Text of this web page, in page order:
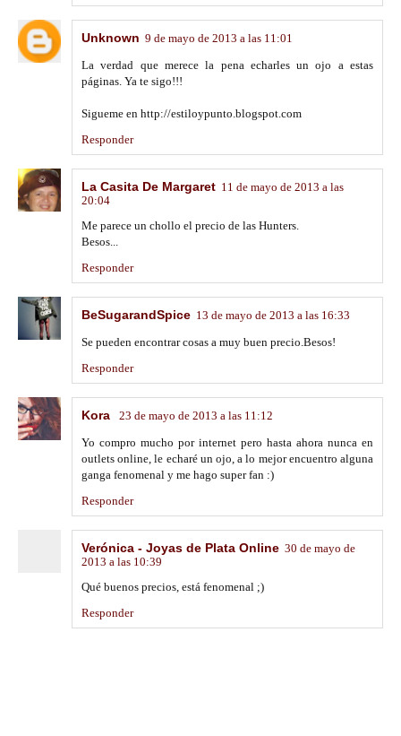
Unknown 9 de mayo de 2013 a las 11:01
La verdad que merece la pena echarles un ojo a estas
páginas. Ya te sigo!!!
Sigueme en http://estiloypunto.blogspot.com
Responder
La Casita De Margaret 11 de mayo de 2013 a las
20:04
Me parece un chollo el precio de las Hunters.
Besos...
Responder
BeSugarandSpice 13 de mayo de 2013 a las 16:33
Se pueden encontrar cosas a muy buen precio.Besos!
Responder
Kora
23 de mayo de 2013 a las 11:12
Yo compro mucho por internet pero hasta ahora nunca en
outlets online, le echaré un ojo, a lo mejor encuentro alguna
ganga fenomenal y me hago super fan :)
Responder
Verónica - Joyas de Plata Online 30 de mayo de
2013 a las 10:39
Qué buenos precios, está fenomenal ;)
Responder